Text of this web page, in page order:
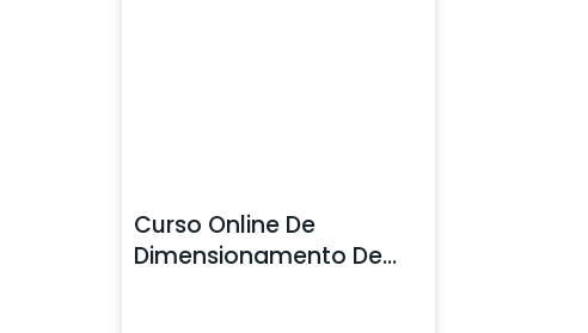
Curso Online De
Dimensionamento De